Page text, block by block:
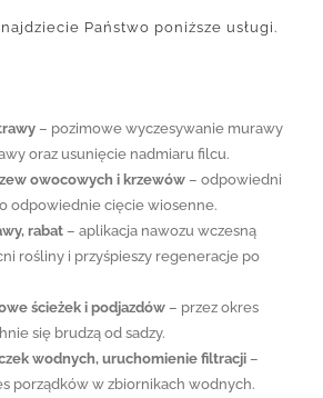
Państwo poniższe usługi.
– pozimowe wyczesywanie murawy
oraz usunięcie nadmiaru filcu.
owocowych i krzewów– odpowiedni
odpowiednie cięcie wiosenne.
rabat– aplikacja nawozu wczesną
rośliny i przyśpieszy regeneracje po
ścieżek i podjazdów– przez okres
się brudzą od sadzy.
wodnych, uruchomienie filtracji–
porządków w zbiornikach wodnych.